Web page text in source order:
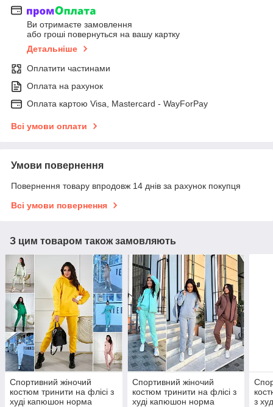
Ви отримаєте замовлення
або гроші повернуться на вашу картку
Детальніше
Оплатити частинами
Оплата на рахунок
Оплата картою Visa, Mastercard - WayForPay
Всі умови оплати
Умови повернення
Повернення товару впродовж 14 днів за рахунок покупця
Всі умови повернення
З цим товаром також замовляють
Спортивний жіночий
костюм тринити на флісі з
худі капюшон норма
Спортивний жіночий
костюм тринити на флісі з
худі капюшон норма
з